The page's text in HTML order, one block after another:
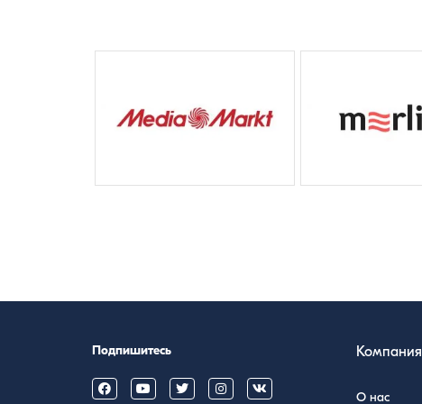
Previous
Подпишитесь Компания
О нас